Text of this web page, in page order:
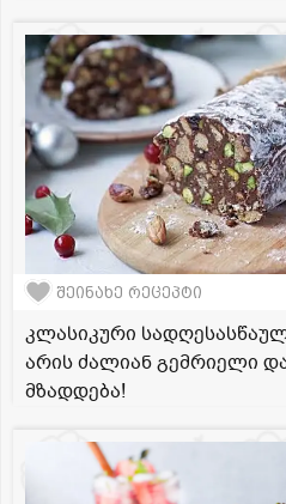
შეინახე რეცეპტი
კლასიკური
არის ძალიან გემრიელი
მზადდება!